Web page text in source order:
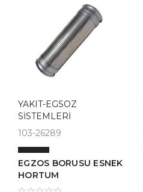
YAKIT-EGSOZ
SİSTEMLERİ
103-26289
EGZOS BORUSU ESNEK
HORTUM